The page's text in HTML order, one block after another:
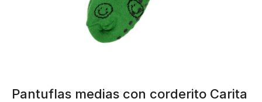
Pantuflas medias con corderito Carita